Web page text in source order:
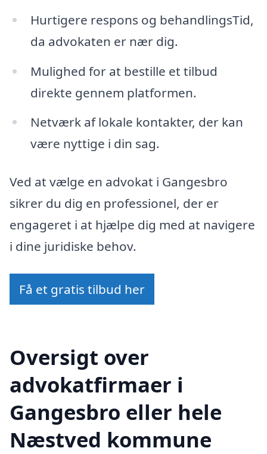
Hurtigere respons og behandlingsTid,
da advokaten er nær dig.
Mulighed for at bestille et tilbud
direkte gennem platformen.
Netværk af lokale kontakter, der kan
være nyttige i din sag.
Ved at vælge en advokat i Gangesbro
sikrer du dig en professionel, der er
engageret i at hjælpe dig med at navigere
i dine juridiske behov.
Få et gratis tilbud her
Oversigt over
advokatfirmaer i
Gangesbro eller hele
Næstved kommune